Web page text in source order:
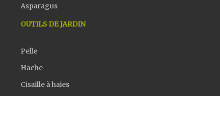
Asparagus
OUTILS DE JARDIN
Pelle
Hache
Cisaille à haies